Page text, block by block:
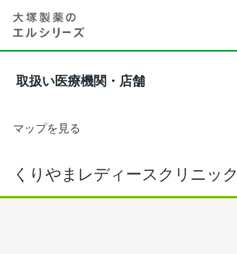
取扱い医療機関・店舗
マップを見る
くりやまレディースクリニック